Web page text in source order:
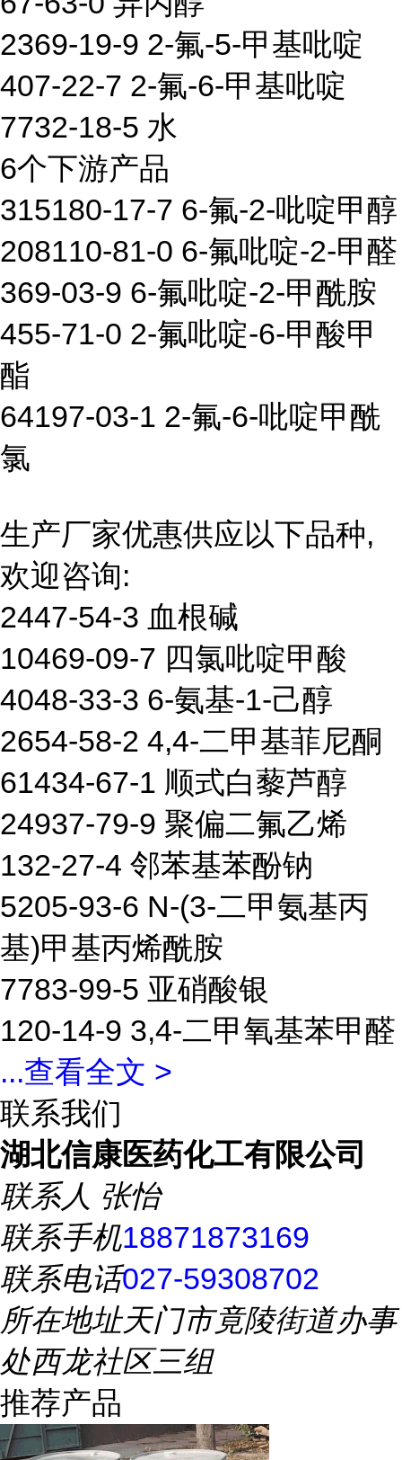
2369-19-9 2-氟-5-甲基吡啶
407-22-7 2-氟-6-甲基吡啶
7732-18-5 水
6个下游产品
315180-17-7 6-氟-2-吡啶甲醇
208110-81-0 6-氟吡啶-2-甲醛
369-03-9 6-氟吡啶-2-甲酰胺
455-71-0 2-氟吡啶-6-甲酸甲
酯
64197-03-1 2-氟-6-吡啶甲酰
氯
生产厂家优惠供应以下品种,
欢迎咨询:
2447-54-3 血根碱
10469-09-7 四氯吡啶甲酸
4048-33-3 6-氨基-1-己醇
2654-58-2 4,4-二甲基菲尼酮
61434-67-1 顺式白藜芦醇
24937-79-9 聚偏二氟乙烯
132-27-4 邻苯基苯酚钠
5205-93-6 N-(3-二甲氨基丙
基)甲基丙烯酰胺
7783-99-5 亚硝酸银
120-14-9 3,4-二甲氧基苯甲醛
...查看全文 >
联系我们
湖北信康医药化工有限公司
联系人 张怡
联系手机18871873169
联系电话027-59308702
所在地址天门市竟陵街道办事
处西龙社区三组
推荐产品